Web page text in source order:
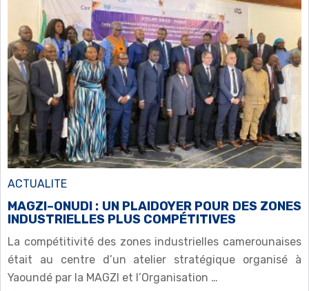
ACTUALITE
MAGZI–ONUDI : UN PLAIDOYER POUR DES ZONES
INDUSTRIELLES PLUS COMPÉTITIVES
La compétitivité des zones industrielles camerounaises
était au centre d’un atelier stratégique organisé à
Yaoundé par la MAGZI et l’Organisation …